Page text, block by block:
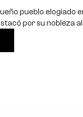
pueblo elogiado
por su nobleza